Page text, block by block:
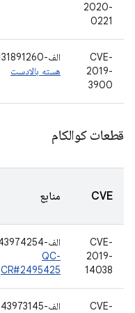
2020-
0221
CVE-
2019-
3900
الف-131891260
هسته بالادست
قطعات کوالکام
CVE منابع
CVE-
2019-
14038
الف-143974254
QC-
CR#2495425
CVE-
الف-143973145